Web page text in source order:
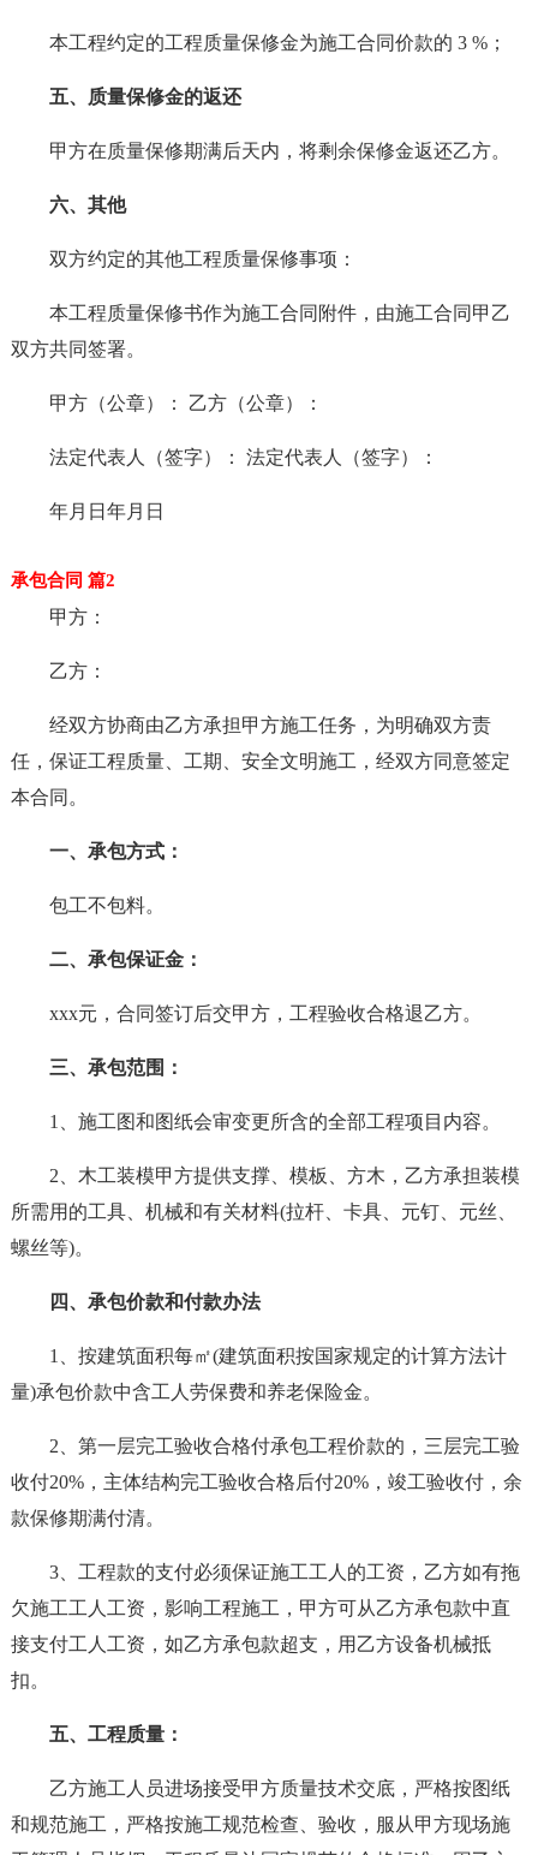
本工程约定的工程质量保修金为施工合同价款的 3 %；
五、质量保修金的返还
甲方在质量保修期满后天内，将剩余保修金返还乙方。
六、其他
双方约定的其他工程质量保修事项：
本工程质量保修书作为施工合同附件，由施工合同甲乙
双方共同签署。
甲方（公章）： 乙方（公章）：
法定代表人（签字）： 法定代表人（签字）：
年月日年月日
承包合同 篇2
甲方：
乙方：
经双方协商由乙方承担甲方施工任务，为明确双方责
任，保证工程质量、工期、安全文明施工，经双方同意签定
本合同。
一、承包方式：
包工不包料。
二、承包保证金：
xxx元，合同签订后交甲方，工程验收合格退乙方。
三、承包范围：
1、施工图和图纸会审变更所含的全部工程项目内容。
2、木工装模甲方提供支撑、模板、方木，乙方承担装模
所需用的工具、机械和有关材料(拉杆、卡具、元钉、元丝、
螺丝等)。
四、承包价款和付款办法
1、按建筑面积每㎡(建筑面积按国家规定的计算方法计
量)承包价款中含工人劳保费和养老保险金。
2、第一层完工验收合格付承包工程价款的，三层完工验
收付20%，主体结构完工验收合格后付20%，竣工验收付，余
款保修期满付清。
3、工程款的支付必须保证施工工人的工资，乙方如有拖
欠施工工人工资，影响工程施工，甲方可从乙方承包款中直
接支付工人工资，如乙方承包款超支，用乙方设备机械抵
扣。
五、工程质量：
乙方施工人员进场接受甲方质量技术交底，严格按图纸
和规范施工，严格按施工规范检查、验收，服从甲方现场施